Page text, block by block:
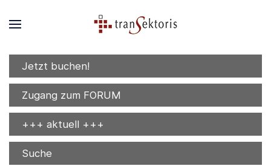
Jetzt buchen!
Zugang zum FORUM
+++ aktuell +++
Suche